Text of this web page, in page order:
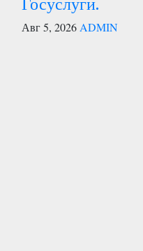
Авг 5, 2026 ADMIN